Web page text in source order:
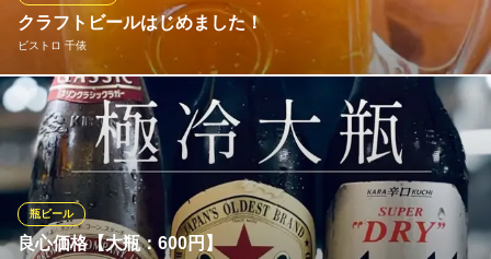
クラフトビールはじめました！
ビストロ 千俵
ついにあのタップマルシェを導入♪ 西国分寺でクラフトビールが
飲めるのは当店ならでは♪
ビストロ 千俵
ビストロ
ＪＲ西国分寺駅 徒歩1分
東京都国分寺市泉町3-33-16 西国分寺ハイツB1
良心価格【大瓶：600円】
瓶ビール